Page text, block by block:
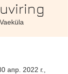
Vaeküla
апр. 2022 г.,